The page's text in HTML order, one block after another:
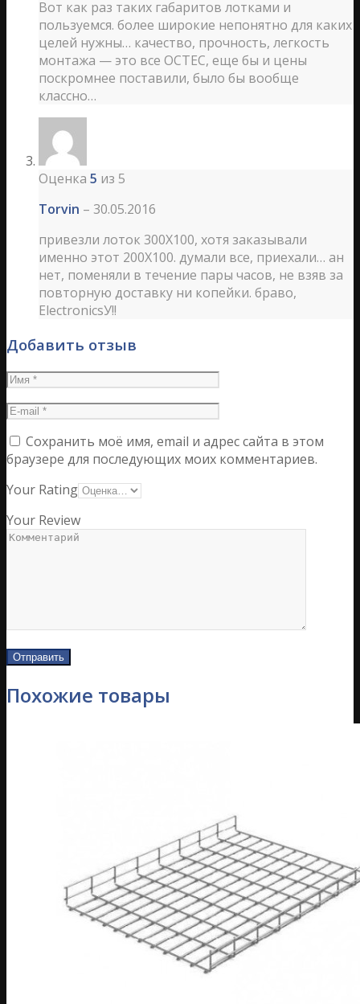
Вот как раз таких габаритов лотками и
пользуемся. более широкие непонятно для каких
целей нужны… качество, прочность, легкость
монтажа — это все ОСТЕС, еще бы и цены
поскромнее поставили, было бы вообще
классно…
Оценка 5 из 5
Torvin – 30.05.2016
привезли лоток 300Х100, хотя заказывали
именно этот 200Х100. думали все, приехали… ан
нет, поменяли в течение пары часов, не взяв за
повторную доставку ни копейки. браво,
ЕlectronicsУ!!
Добавить отзыв
Сохранить моё имя, email и адрес сайта в этом
браузере для последующих моих комментариев.
Your Rating
Your Review
Похожие товары